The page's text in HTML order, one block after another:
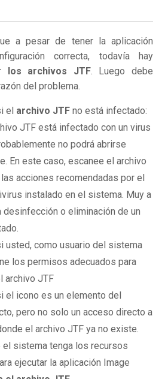
a pesar de tener la aplicación
correcta, todavía hay
los archivos JTF. Luego debe
del problema.
el archivo JTF no está infectado:
JTF está infectado con un virus
no podrá abrirse
En este caso, escanee el archivo
acciones recomendadas por el
instalado en el sistema. Muy a
desinfección o eliminación de un
usted, como usuario del sistema
los permisos adecuados para
archivo JTF
el icono es un elemento del
pero no solo un acceso directo a
el archivo JTF ya no existe.
el sistema tenga los recursos
ejecutar la aplicación Image